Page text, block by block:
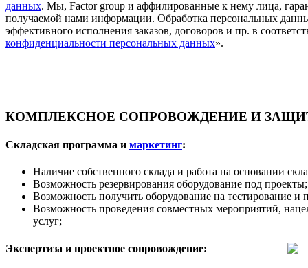
данных. Мы, Factor group и аффилированные к нему лица,
получаемой нами информации. Обработка персональных
эффективного исполнения заказов, договоров и пр. в
конфиденциальности персональных данных».
КОМПЛЕКСНОЕ СОПРОВОЖДЕНИЕ И
Складская программа и маркетинг:
Наличие собственного склада и работа на основании
Возможность резервирования оборудование под проекты;
Возможность получить оборудование на тестирование и
Возможность проведения совместных мероприятий,
услуг;
Экспертиза и проектное сопровождение: